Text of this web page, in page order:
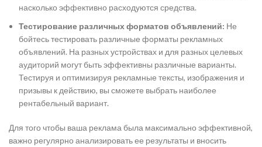
насколько эффективно расходуются средства.
Тестирование различных форматов объявлений: Не
бойтесь тестировать различные форматы рекламных
объявлений. На разных устройствах и для разных целевых
аудиторий могут быть эффективны различные варианты.
Тестируя и оптимизируя рекламные тексты, изображения и
призывы к действию, вы сможете выбрать наиболее
рентабельный вариант.
Для того чтобы ваша реклама была максимально эффективной,
важно регулярно анализировать ее результаты и вносить